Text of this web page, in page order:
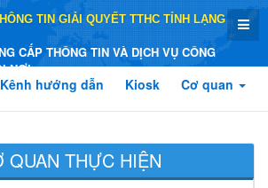
TIN GIẢI QUYẾT TTHC TỈNH LẠNG
CẤP THÔNG TIN VÀ DỊCH VỤ CÔNG
NƠI
Kênh hướng dẫn Kiosk Cơ quan
QUAN THỰC HIỆN